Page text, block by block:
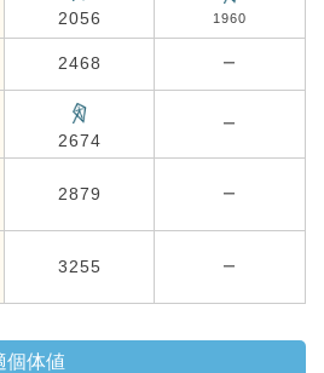
2056 1960
2468 ー
2674
ー
2879 ー
3255 ー
個体値